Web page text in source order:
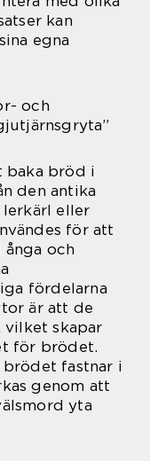
kan
egna
och
baka bröd i
den antika
eller
för att
och
fördelarna
är att de
vilket skapar
för brödet.
fastnar i
genom att
yta